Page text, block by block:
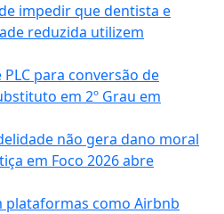
impedir que dentista e
reduzida utilizem
para conversão de
em 2º Grau em
não gera dano moral
em Foco 2026 abre
como Airbnb